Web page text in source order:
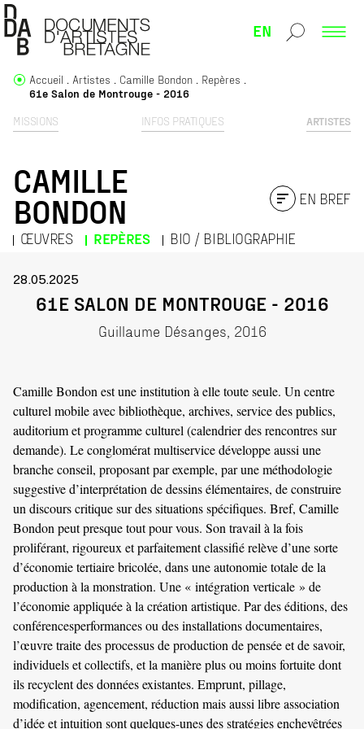
EN
MISSIONS INFOS PRATIQUES ARTISTES
Accueil Artistes Camille Bondon
Repères
61e Salon de Montrouge - 2016
CAMILLE
BONDON
ŒUVRES REPÈRES BIO / BIBLIOGRAPHIE
EN BREF
28.05.2025
61E SALON DE MONTROUGE - 2016
Guillaume Désanges, 2016
Camille Bondon est une institution à elle toute seule. Un centre
culturel mobile avec bibliothèque, archives, service des publics,
auditorium et programme culturel (calendrier des rencontres sur
demande). Le conglomérat multiservice développe aussi une
branche conseil, proposant par exemple, par une méthodologie
suggestive d’interprétation de dessins élémentaires, de construire
un discours critique sur des situations spécifiques. Bref, Camille
Bondon peut presque tout pour vous. Son travail à la fois
proliférant, rigoureux et parfaitement classifié relève d’une sorte
d’économie tertiaire bricolée, dans une autonomie totale de la
production à la monstration. Une « intégration verticale » de
l’économie appliquée à la création artistique. Par des éditions, des
conférencesperformances ou des installations documentaires,
l’œuvre traite des processus de production de pensée et de savoir,
individuels et collectifs, et la manière plus ou moins fortuite dont
ils recyclent des données existantes. Emprunt, pillage,
modification, agencement, réduction mais aussi libre association
d’idée et intuition sont quelques-unes des stratégies enchevêtrées